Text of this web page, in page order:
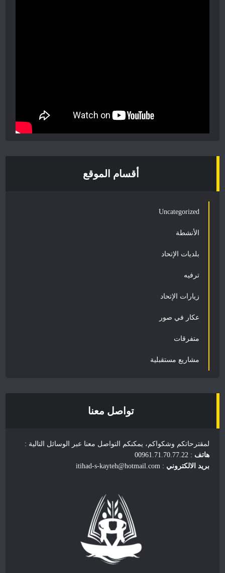
أقسام الموقع
Uncategorized
الأنشطة
بلديات الإتحاد
ترفيه
زيارات الإتحاد
عكار في صور
متفرقات
مشاريع مستقبلية
تواصل معنا
لمقترحاتكم وشكواكم، يمكنكم التواصل معنا عبر الوسائل التالية :
هاتف : 00961.71.70.77.22
بريد الالكتروني : itihad-s-kayteh@hotmail.com